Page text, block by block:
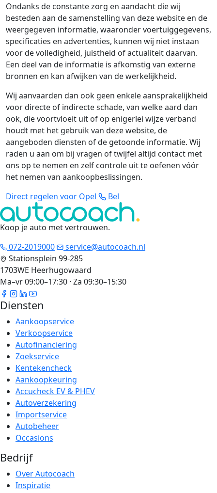
Ondanks de constante zorg en aandacht die wij
besteden aan de samenstelling van deze website en de
weergegeven informatie, waaronder voertuiggegevens,
specificaties en advertenties, kunnen wij niet instaan
voor de volledigheid, juistheid of actualiteit daarvan.
Een deel van de informatie is afkomstig van externe
bronnen en kan afwijken van de werkelijkheid.
Wij aanvaarden dan ook geen enkele aansprakelijkheid
voor directe of indirecte schade, van welke aard dan
ook, die voortvloeit uit of op enigerlei wijze verband
houdt met het gebruik van deze website, de
aangeboden diensten of de getoonde informatie. Wij
raden u aan om bij vragen of twijfel altijd contact met
ons op te nemen en zelf controle uit te oefenen vóór
het nemen van aankoopbeslissingen.
Direct regelen voor Opel
Bel
Koop je auto met vertrouwen.
072-2019000
service@autocoach.nl
Stationsplein 99-285
1703WE Heerhugowaard
Ma–vr 09:00–17:30 · Za 09:30–15:30
Diensten
Aankoopservice
Verkoopservice
Autofinanciering
Zoekservice
Kentekencheck
Aankoopkeuring
Accucheck EV & PHEV
Autoverzekering
Importservice
Autobeheer
Occasions
Bedrijf
Over Autocoach
Inspiratie